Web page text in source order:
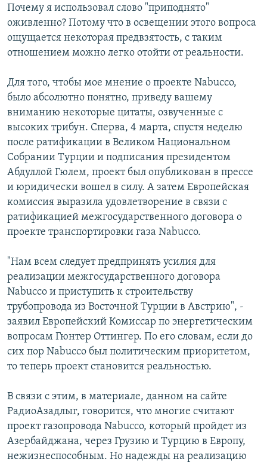
Почему я использовал слово "приподнято"
оживленно? Потому что в освещении этого вопроса
ощущается некоторая предвзятость, с таким
отношением можно легко отойти от реальности.
Для того, чтобы мое мнение о проекте Nabucco,
было абсолютно понятно, приведу вашему
вниманию некоторые цитаты, озвученные с
высоких трибун. Сперва, 4 марта, спустя неделю
после ратификации в Великом Национальном
Собрании Турции и подписания президентом
Абдуллой Гюлем, проект был опубликован в прессе
и юридически вошел в силу. А затем Европейская
комиссия выразила удовлетворение в связи с
ратификацией межгосударственного договора о
проекте транспортировки газа Nabucco.
"Нам всем следует предпринять усилия для
реализации межгосударственного договора
Nabucco и приступить к строительству
трубопровода из Восточной Турции в Австрию", -
заявил Европейский Комиссар по энергетическим
вопросам Гюнтер Оттингер. По его словам, если до
сих пор Nabucco был политическим приоритетом,
то теперь проект становится реальностью.
В связи с этим, в материале, данном на сайте
РадиоАзадлыг, говорится, что многие считают
проект газопровода Nabucco, который пройдет из
Азербайджана, через Грузию и Турцию в Европу,
нежизнеспособным. Но надежды на реализацию